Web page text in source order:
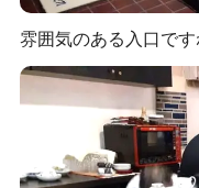
雰囲気のある入口です